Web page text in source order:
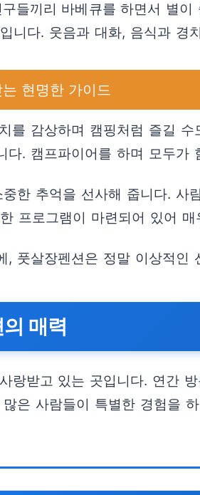
들끼리 바베큐를 하면서 별
니다. 웃음과 대화, 음식과 경
현명한 가이드
를 감상하며 캠핑처럼 즐길
. 캠프파이어를 하며 모두가
한 추억을 선사해 줍니다.
프로그램이 마련되어 있어 매
풋살장펜션은 정말 이상적
매력
랑받고 있는 곳입니다. 연간
은 사람들이 특별한 경험을